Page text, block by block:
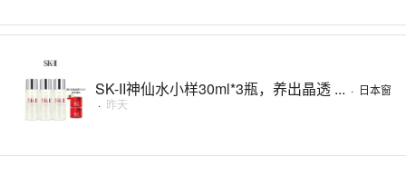
SK-II神仙水小样30ml*3瓶，养出晶透 ... · 日本窗
· 昨天